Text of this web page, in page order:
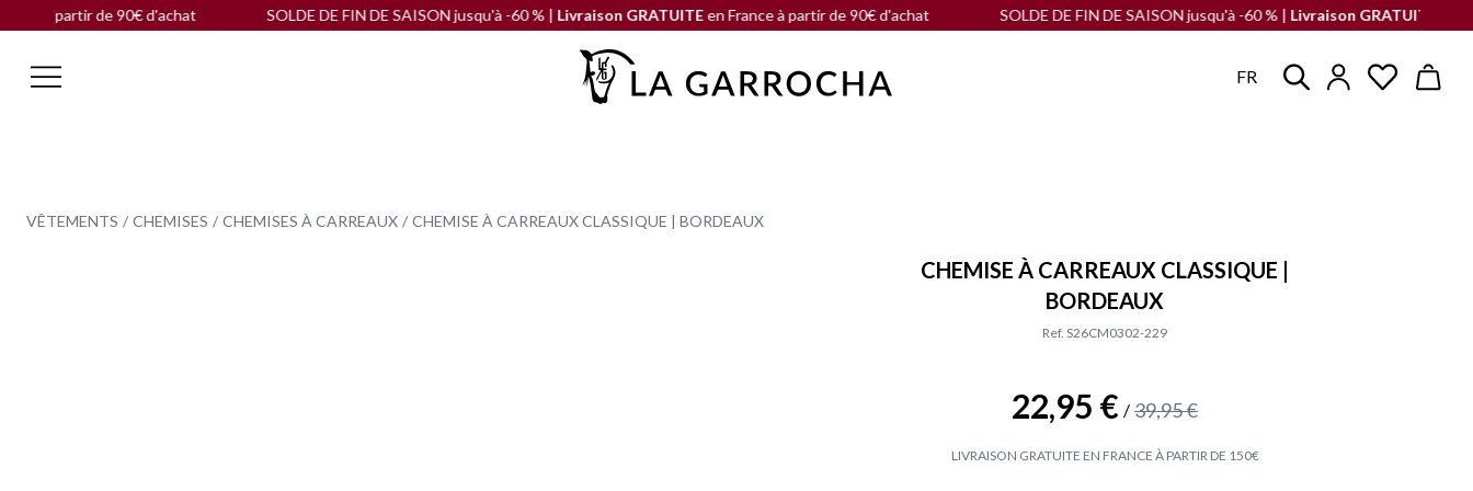
de 90€ d'achat SOLDE DE FIN DE SAISON jusqu'à -60 % |Livraison GRATUITEen France à partir de 90€ d'achat SOLDE DE FIN DE SAISON jusqu'à -60 % |Livraison GRATUITEen France à
FR
VÊTEMENTS CHEMISES CHEMISES À CARREAUX CHEMISE À CARREAUX CLASSIQUE | BORDEAUX
CHEMISE À CARREAUX CLASSIQUE |
BORDEAUX
Ref. S26CM0302-229
22,95 € / 39,95 €
LIVRAISON GRATUITE EN FRANCE À PARTIR DE 150€